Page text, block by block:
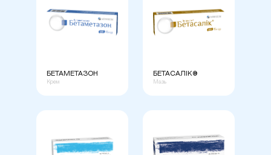
БЕТАМЕТАЗОН
Крем
БЕТАСАЛІК®
Мазь